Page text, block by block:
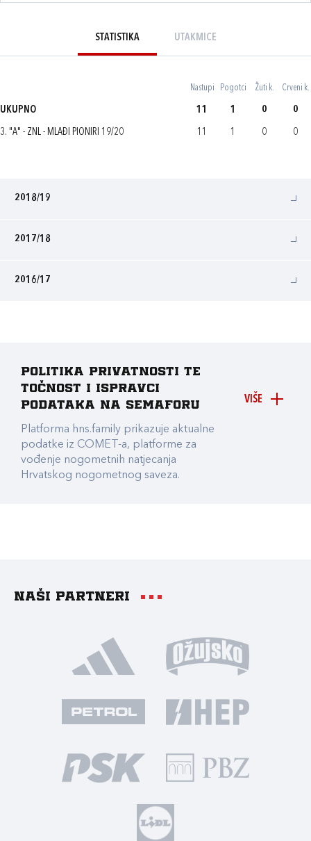
STATISTIKA UTAKMICE
Nastupi Pogotci Žuti k. Crveni k.
UKUPNO 11 1 0 0
3. "A" - ZNL - MLAĐI PIONIRI 19/20 11 1 0 0
2018/19
2017/18
2016/17
VIŠE
Politika privatnosti te
točnost i ispravci
podataka na Semaforu
Platforma hns.family prikazuje aktualne
podatke iz COMET-a, platforme za
vođenje nogometnih natjecanja
Hrvatskog nogometnog saveza.
Naši partneri